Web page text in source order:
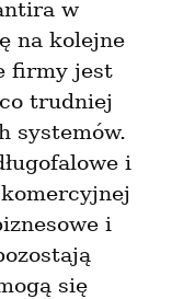
w
na kolejne
firmy jest
trudniej
systemów.
i
i
się